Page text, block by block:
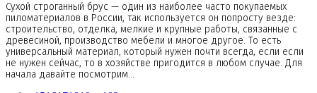
Сухой строганный брус — один из наиболее часто покупаемых
пиломатериалов в России, так используется он попросту везде:
строительство, отделка, мелкие и крупные работы, связанные с
древесиной, производство мебели и многое другое. То есть
универсальный материал, который нужен почти всегда, если если
не нужен сейчас, то в хозяйстве пригодится в любом случае. Для
начала давайте посмотрим…